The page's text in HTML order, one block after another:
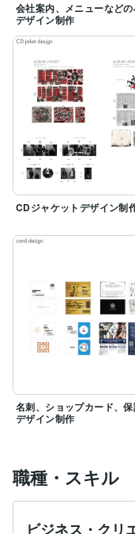
会社案内、メニューなど
デザイン制作
CDジャケットデザイン制
名刺、ショップカード、
デザイン制作
職種・スキル
ビジネス・クリ